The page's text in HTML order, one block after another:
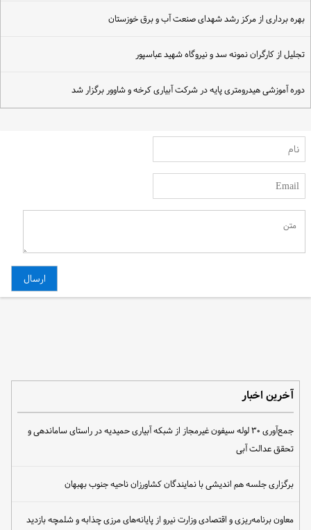
بهره برداری از مرکز رشد شهدای صنعت آب و برق خوزستان
تجلیل از کارگران نمونه سد و نیروگاه شهید عباسپور
دوره آموزشی هیدرومتری پایه در شرکت آبیاری کرخه و شاوور برگزار شد
آخرین اخبار
جمع‌آوری ۳۰ لوله سیفون غیرمجاز از شبکه آبیاری حمیدیه در راستای ساماندهی و
تحقق عدالت آبی
برگزاری جلسه هم اندیشی با نمایندگان کشاورزان ناحیه جنوب بهبهان
معاون برنامه‌ریزی و اقتصادی وزارت نیرو از پایانه‌های مرزی چذابه و شلمچه بازدید